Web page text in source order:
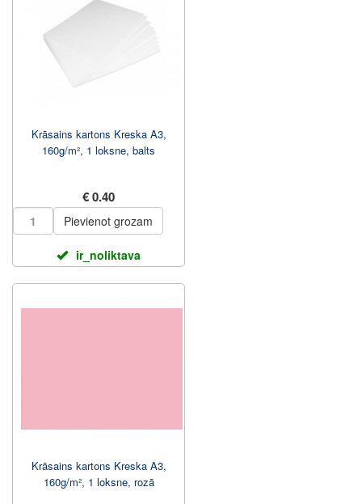
Krāsains kartons Kreska A3,
160g/m², 1 loksne, balts
€ 0.40
Pievienot grozam
ir_noliktava
Krāsains kartons Kreska A3,
160g/m², 1 loksne, rozā